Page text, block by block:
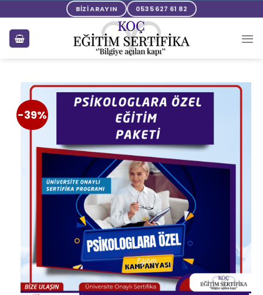
BİZİ ARAYIN 0535 627 61 82
-39%